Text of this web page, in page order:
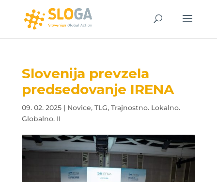
Slovenija prevzela
predsedovanje IRENA
09. 02. 2025| Novice, TLG, Trajnostno. Lokalno.
Globalno. II